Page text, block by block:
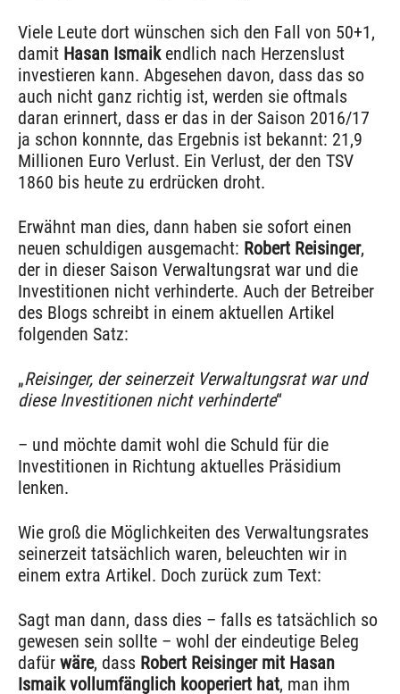
Viele Leute dort wünschen sich den Fall von 50+1,
damit Hasan Ismaikendlich nach Herzenslust
investieren kann. Abgesehen davon, dass das so
auch nicht ganz richtig ist, werden sie oftmals
daran erinnert, dass er das in der Saison 2016/17
ja schon konnnte, das Ergebnis ist bekannt: 21,9
Millionen Euro Verlust. Ein Verlust, der den TSV
1860 bis heute zu erdrücken droht.
Erwähnt man dies, dann haben sie sofort einen
neuen schuldigen ausgemacht: Robert Reisinger,
der in dieser Saison Verwaltungsrat war und die
Investitionen nicht verhinderte. Auch der Betreiber
des Blogs schreibt in einem aktuellen Artikel
folgenden Satz:
„Reisinger, der seinerzeit Verwaltungsrat war und
diese Investitionen nicht verhinderte“
– und möchte damit wohl die Schuld für die
Investitionen in Richtung aktuelles Präsidium
lenken.
Wie groß die Möglichkeiten des Verwaltungsrates
seinerzeit tatsächlich waren, beleuchten wir in
einem extra Artikel. Doch zurück zum Text:
Sagt man dann, dass dies – falls es tatsächlich so
gewesen sein sollte – wohl der eindeutige Beleg
dafür wäre, dass Robert Reisinger mit Hasan
Ismaik vollumfänglich kooperiert hat, man ihm